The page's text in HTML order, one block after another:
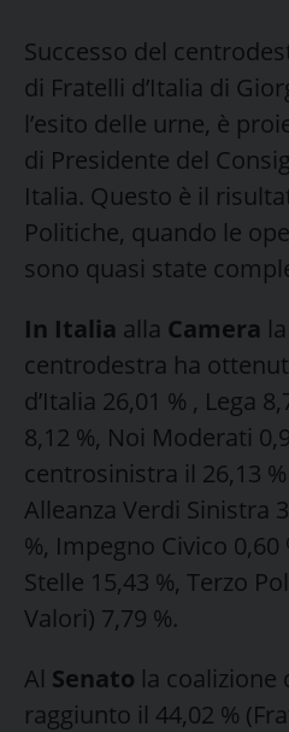
Successo del
di Fratelli d’Italia di
l’esito delle urne, è
di Presidente del
Italia. Questo è il
Politiche, quando le
sono quasi state
In Italia alla Camera
centrodestra ha
d’Italia 26,01 % , Lega
8,12 %, Noi Moderati
centrosinistra il 26,13 %
Alleanza Verdi Sinistra
%, Impegno Civico
Stelle 15,43 %, Terzo
Valori) 7,79 %.
Al Senato la coalizione
raggiunto il 44,02 %